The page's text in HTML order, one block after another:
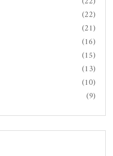
(22)
(21)
(16)
(15)
(13)
(10)
(9)